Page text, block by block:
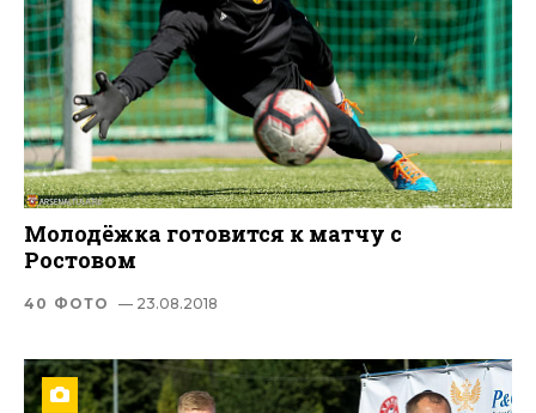
Молодёжка готовится к матчу с
Ростовом
40 ФОТО — 23.08.2018